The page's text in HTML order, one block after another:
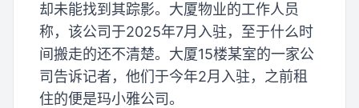
却未能找到其踪影。大厦物业的工作人员
称，该公司于2025年7月入驻，至于什么时
间搬走的还不清楚。大厦15楼某室的一家公
司告诉记者，他们于今年2月入驻，之前租
住的便是玛小雅公司。